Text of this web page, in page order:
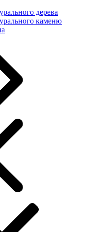
дерева
каменю